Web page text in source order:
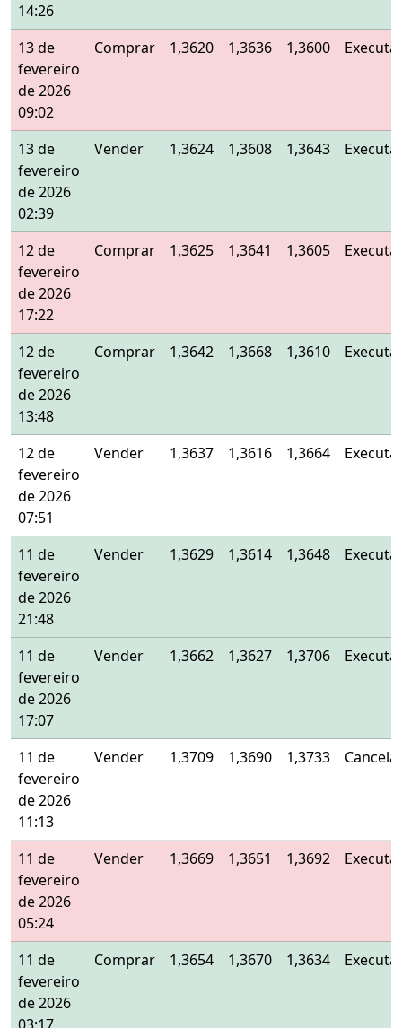
14:26
13 de
fevereiro
de 2026
09:02
Comprar 1,3620 1,3636 1,3600
13 de
fevereiro
de 2026
02:39
Vender 1,3624 1,3608 1,3643
12 de
fevereiro
de 2026
17:22
Comprar 1,3625 1,3641 1,3605
12 de
fevereiro
de 2026
13:48
Comprar 1,3642 1,3668 1,3610
12 de
fevereiro
de 2026
07:51
Vender 1,3637 1,3616 1,3664
11 de
fevereiro
de 2026
21:48
Vender 1,3629 1,3614 1,3648
11 de
fevereiro
de 2026
17:07
Vender 1,3662 1,3627 1,3706
11 de
fevereiro
de 2026
11:13
Vender 1,3709 1,3690 1,3733
11 de
fevereiro
de 2026
05:24
Vender 1,3669 1,3651 1,3692
11 de
fevereiro
de 2026
Comprar 1,3654 1,3670 1,3634